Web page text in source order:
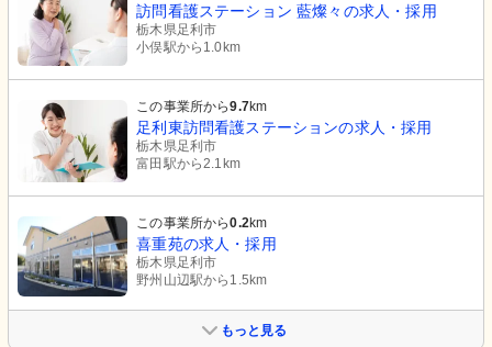
訪問看護ステーション 藍燦々の求人・採用
栃木県足利市
小俣駅から1.0km
この事業所から9.7km
足利東訪問看護ステーションの求人・採用
栃木県足利市
富田駅から2.1km
この事業所から0.2km
喜重苑の求人・採用
栃木県足利市
野州山辺駅から1.5km
もっと見る